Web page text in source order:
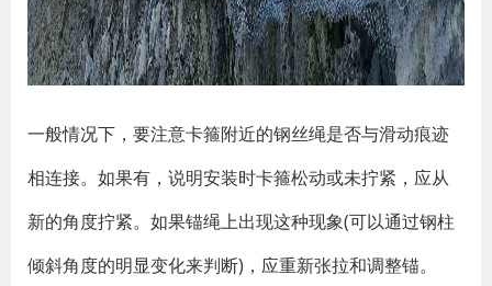
一般情况下，要注意卡箍附近的钢丝绳是否与滑动痕迹
相连接。如果有，说明安装时卡箍松动或未拧紧，应从
新的角度拧紧。如果锚绳上出现这种现象(可以通过钢柱
倾斜角度的明显变化来判断)，应重新张拉和调整锚。